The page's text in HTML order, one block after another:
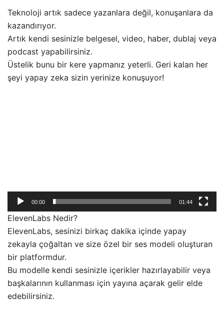
Teknoloji artık sadece yazanlara değil, konuşanlara da
kazandırıyor.
Artık kendi sesinizle belgesel, video, haber, dublaj veya
podcast yapabilirsiniz.
Üstelik bunu bir kere yapmanız yeterli. Geri kalan her
şeyi yapay zeka sizin yerinize konuşuyor!
00:00 01:44
ElevenLabs Nedir?
ElevenLabs, sesinizi birkaç dakika içinde yapay
zekayla çoğaltan ve size özel bir ses modeli oluşturan
bir platformdur.
Bu modelle kendi sesinizle içerikler hazırlayabilir veya
başkalarının kullanması için yayına açarak gelir elde
edebilirsiniz.